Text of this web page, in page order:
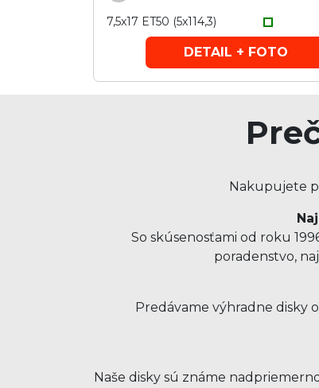
7,5x17 ET50 (5x114,3)
DETAIL + FOTO
Nakupujete
So skúsenosťami od roku
poradenstvo,
Predávame výhradne disky
Naše disky sú známe